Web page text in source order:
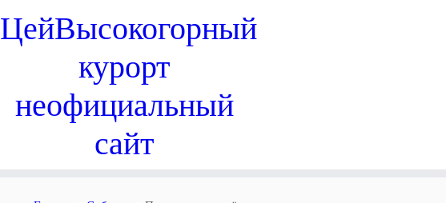
ЦейВысокогорный
курорт
неофициальный
сайт